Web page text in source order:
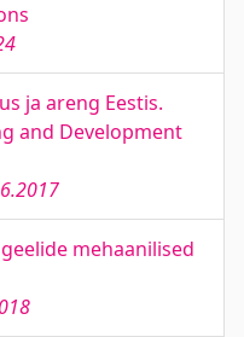
ja areng Eestis.
and Development
mehaanilised